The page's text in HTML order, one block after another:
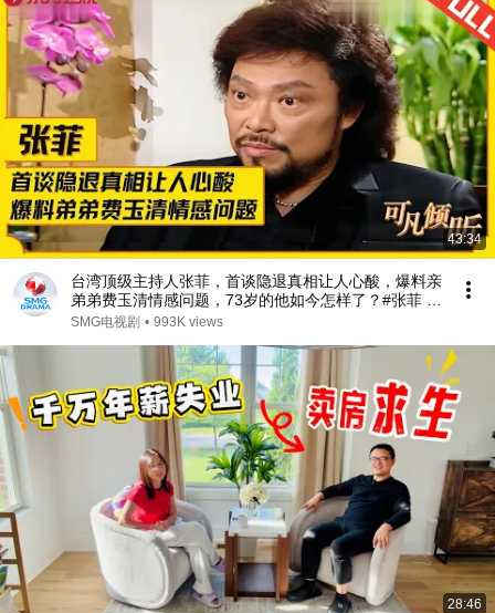
43:34
台湾顶级主持人张菲，首谈隐退真相让人心酸，爆料亲
弟弟费玉清情感问题，73岁的他如今怎样了？#张菲 #
费玉清 #可凡倾听 FULL
SMG电视剧 • 993K views
28:46